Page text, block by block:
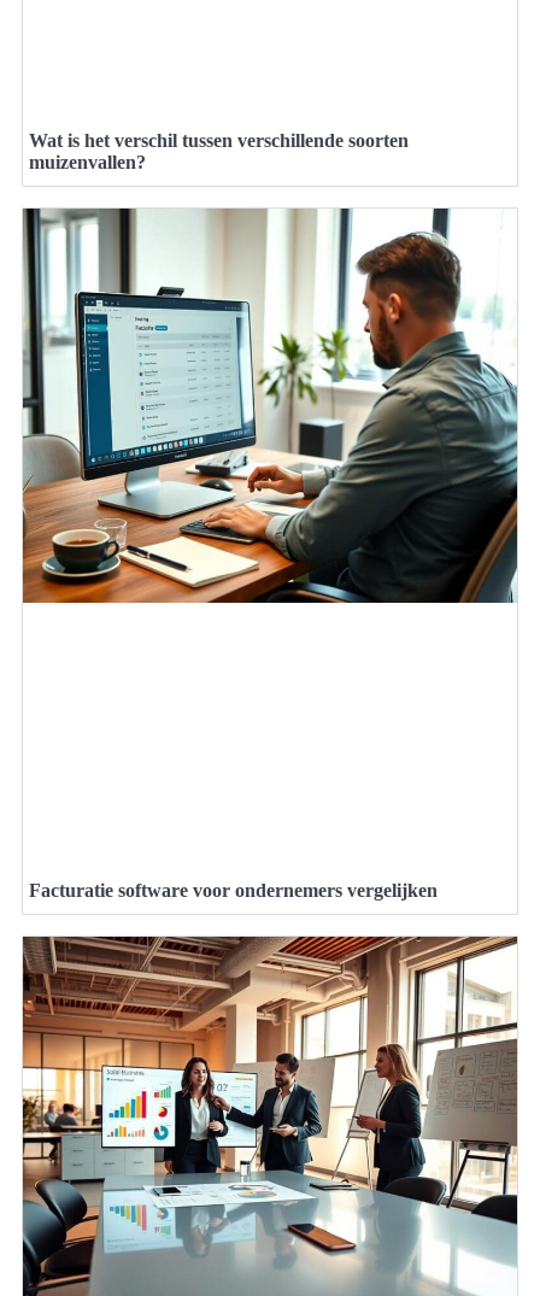
Wat is het verschil tussen verschillende soorten
muizenvallen?
Facturatie software voor ondernemers vergelijken